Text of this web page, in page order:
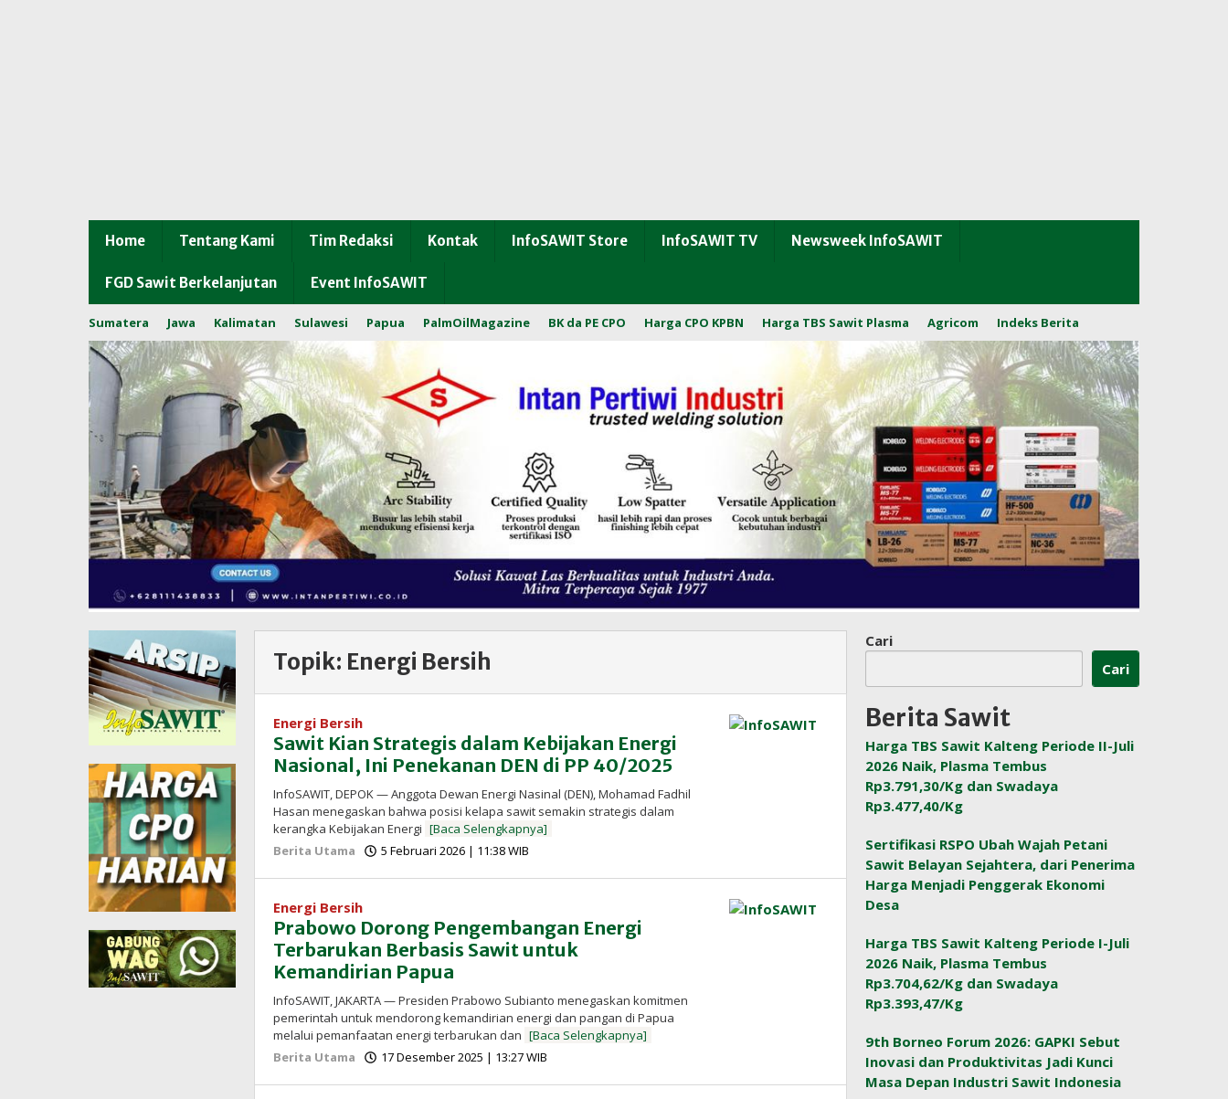
Home Tentang Kami Tim Redaksi Kontak InfoSAWIT Store InfoSAWIT TV Newsweek InfoSAWIT
FGD Sawit Berkelanjutan Event InfoSAWIT
Sumatera Jawa Kalimatan Sulawesi Papua PalmOilMagazine BK da PE CPO Harga CPO KPBN Harga TBS Sawit Plasma Agricom Indeks Berita
Topik: Energi Bersih
Energi Bersih
Sawit Kian Strategis dalam Kebijakan Energi
Nasional, Ini Penekanan DEN di PP 40/2025
InfoSAWIT, DEPOK — Anggota Dewan Energi Nasinal (DEN), Mohamad Fadhil
Hasan menegaskan bahwa posisi kelapa sawit semakin strategis dalam
kerangka Kebijakan Energi [Baca Selengkapnya]
Berita Utama
5 Februari 2026 | 11:38 WIB
InfoSAWIT
Energi Bersih
Prabowo Dorong Pengembangan Energi
Terbarukan Berbasis Sawit untuk
Kemandirian Papua
InfoSAWIT, JAKARTA — Presiden Prabowo Subianto menegaskan komitmen
pemerintah untuk mendorong kemandirian energi dan pangan di Papua
melalui pemanfaatan energi terbarukan dan [Baca Selengkapnya]
Berita Utama
17 Desember 2025 | 13:27 WIB
InfoSAWIT
Cari
Cari
Berita Sawit
Harga TBS Sawit Kalteng Periode II-Juli
2026 Naik, Plasma Tembus
Rp3.791,30/Kg dan Swadaya
Rp3.477,40/Kg
Sertifikasi RSPO Ubah Wajah Petani
Sawit Belayan Sejahtera, dari Penerima
Harga Menjadi Penggerak Ekonomi
Desa
Harga TBS Sawit Kalteng Periode I-Juli
2026 Naik, Plasma Tembus
Rp3.704,62/Kg dan Swadaya
Rp3.393,47/Kg
9th Borneo Forum 2026: GAPKI Sebut
Inovasi dan Produktivitas Jadi Kunci
Masa Depan Industri Sawit Indonesia